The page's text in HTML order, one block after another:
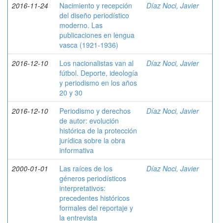
2016-11-24
Nacimiento y recepción
del diseño periodístico
moderno. Las
publicaciones en lengua
vasca (1921-1936)
Díaz Noci, Javier
2016-12-10
Los nacionalistas van al
fútbol. Deporte, ideología
y periodismo en los años
20 y 30
Díaz Noci, Javier
2016-12-10
Periodismo y derechos
de autor: evolución
histórica de la protección
jurídica sobre la obra
informativa
Díaz Noci, Javier
2000-01-01
Las raíces de los
géneros periodísticos
interpretativos:
precedentes históricos
formales del reportaje y
la entrevista
Díaz Noci, Javier